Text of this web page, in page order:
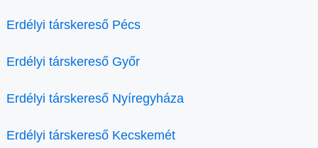
Erdélyi társkereső Pécs
Erdélyi társkereső Győr
Erdélyi társkereső Nyíregyháza
Erdélyi társkereső Kecskemét